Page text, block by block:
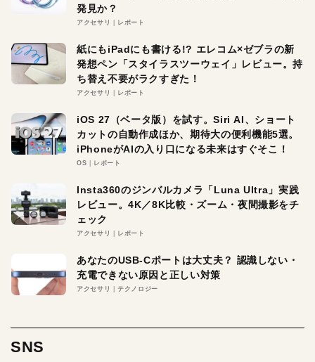
発見か？
アクセサリ レポート
紙にもiPadにも書ける!? エレコム×ゼブラの新
発想ペン「スタイラスツーウェイ」レビュー。持
ち替え不要がラクすぎた！
アクセサリ レポート
iOS 27（ベータ版）を試す。Siri AI、ショート
カットの自動作成ほか、期待大の便利機能5選。
iPhoneがAIの入り口になる未来はすぐそこ！
OS レポート
Insta360のジンバルカメラ「Luna Ultra」実践
レビュー。4K／8K比較・ズーム・夜間撮影をチ
ェック
アクセサリ レポート
あなたのUSB-Cポートは大丈夫？ 認識しない・
充電できない原因と正しい対策
アクセサリ テクノロジー
SNS